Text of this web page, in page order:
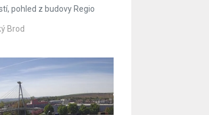
pohled z budovy Regio
Brod